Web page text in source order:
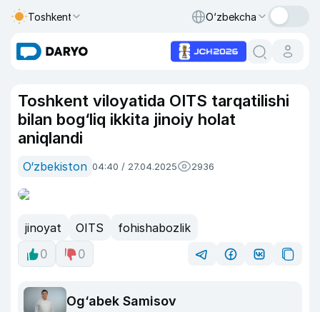
Toshkent O‘zbekcha
Toshkent viloyatida OITS tarqatilishi
bilan bog‘liq ikkita jinoiy holat
aniqlandi
O‘zbekiston 04:40 / 27.04.2025 2936
jinoyat OITS
fohishabozlik
0
0
Og‘abek Samisov